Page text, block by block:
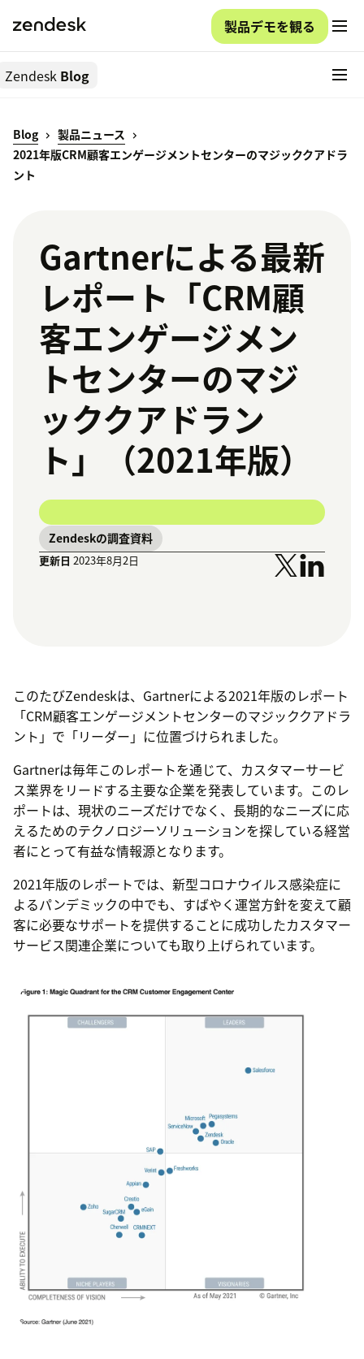
製品デモを観る
Zendesk Blog
Blog
製品ニュース
2021年版CRM顧客エンゲージメントセンターのマジッククアドラ
ント
Gartnerによる最新
レポート「CRM顧
客エンゲージメン
トセンターのマジ
ッククアドラン
ト」（2021年版）
Zendeskの調査資料
更新日 2023年8月2日
このたびZendeskは、Gartnerによる2021年版のレポート
「CRM顧客エンゲージメントセンターのマジッククアドラ
ント」で「リーダー」に位置づけられました。
Gartnerは毎年このレポートを通じて、カスタマーサービ
ス業界をリードする主要な企業を発表しています。このレ
ポートは、現状のニーズだけでなく、長期的なニーズに応
えるためのテクノロジーソリューションを探している経営
者にとって有益な情報源となります。
2021年版のレポートでは、新型コロナウイルス感染症に
よるパンデミックの中でも、すばやく運営方針を変えて顧
客に必要なサポートを提供することに成功したカスタマー
サービス関連企業についても取り上げられています。